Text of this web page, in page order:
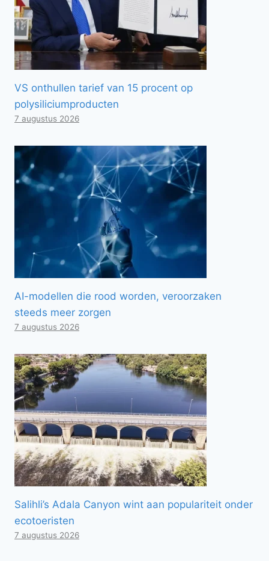
VS onthullen tarief van 15 procent op
polysiliciumproducten
7 augustus 2026
AI-modellen die rood worden, veroorzaken
steeds meer zorgen
7 augustus 2026
Salihli’s Adala Canyon wint aan populariteit onder
ecotoeristen
7 augustus 2026